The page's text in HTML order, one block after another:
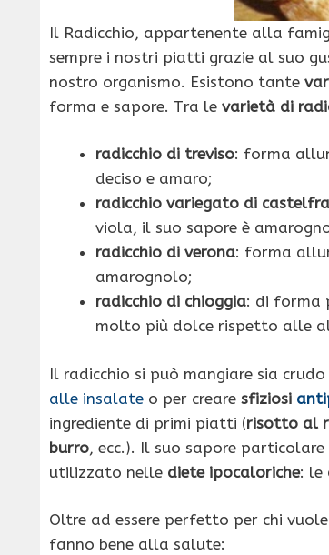
Il Radicchio, appartenente alla
sempre i nostri piatti grazie al suo
nostro organismo. Esistono tante
forma e sapore. Tra le varietà di
radicchio di treviso: forma
deciso e amaro;
radicchio variegato di
viola, il suo sapore è
radicchio di verona: forma
amarognolo;
radicchio di chioggia: di forma
molto più dolce rispetto alle
Il radicchio si può mangiare sia
alle insalate o per creare sfiziosi
ingrediente di primi piatti (risotto al
burro, ecc.). Il suo sapore
utilizzato nelle diete ipocaloriche: le
Oltre ad essere perfetto per chi vuole
fanno bene alla salute: